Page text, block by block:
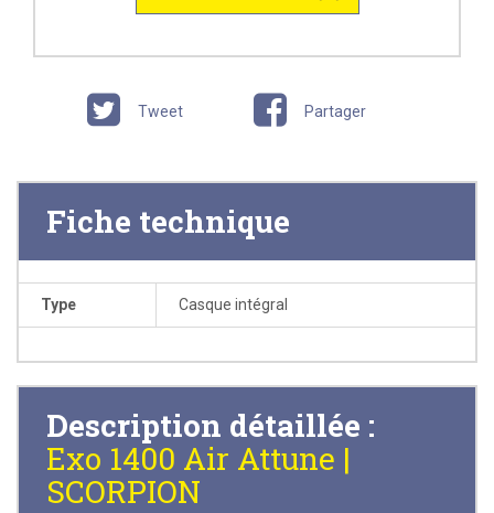
Tweet Partager
Fiche technique
Type Casque intégral
Description détaillée :
Exo 1400 Air Attune |
SCORPION